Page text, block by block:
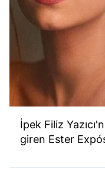
İpek Filiz
giren Ester